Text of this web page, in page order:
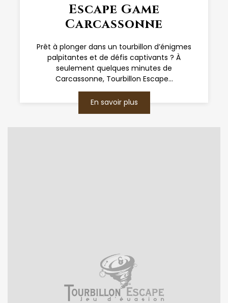
Escape Game
Carcassonne
Prêt à plonger dans un tourbillon d’énigmes
palpitantes et de défis captivants ? À
seulement quelques minutes de
Carcassonne, Tourbillon Escape...
En savoir plus